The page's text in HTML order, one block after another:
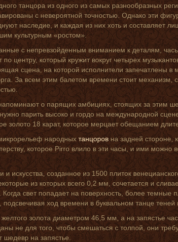
танцора из одного из самых разнообразных
с невероятной точностью. Однако эти
наследие, и каждая из них хоть и составляет
культурным «ростом».
с непревзойденным вниманием к деталям,
по центру, который кружит вокруг четырех
сцена, на которой исполнители запечатлены в
За всем этим балетом времени стоит механизм,
о парящих амбициях, стоящих за этим
парить высоко и гордо на международной
золото 18 карат, которое мерцает обещанием
народныхтанцоровна задней стороне,
которое Pirro влило в эти часы, и ими можно
искусства, созданное из 1500 плиток
из которых всего 0,2 мм, сочетается и
свет попадает на поверхность, более темные
ход времени в буквальном танце теней
желтого золота диаметром 46,5 мм, а на запястье
не для того, чтобы смешаться с толпой, они
шедевр на запястье.